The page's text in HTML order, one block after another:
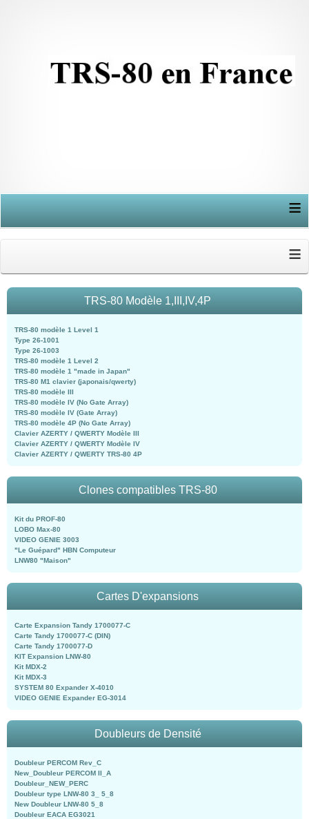
≡
≡
TRS-80 Modèle 1,III,IV,4P
TRS-80 modèle 1 Level 1
Type 26-1001
Type 26-1003
TRS-80 modèle 1 Level 2
TRS-80 modèle 1 "made in Japan"
TRS-80 M1 clavier (japonais/qwerty)
TRS-80 modèle III
TRS-80 modèle IV (No Gate Array)
TRS-80 modèle IV (Gate Array)
TRS-80 modèle 4P (No Gate Array)
Clavier AZERTY / QWERTY Modèle III
Clavier AZERTY / QWERTY Modèle IV
Clavier AZERTY / QWERTY TRS-80 4P
Clones compatibles TRS-80
Kit du PROF-80
LOBO Max-80
VIDEO GENIE 3003
"Le Guépard" HBN Computeur
LNW80 "Maison"
Cartes D'expansions
Carte Expansion Tandy 1700077-C
Carte Tandy 1700077-C (DIN)
Carte Tandy 1700077-D
KIT Expansion LNW-80
Kit MDX-2
Kit MDX-3
SYSTEM 80 Expander X-4010
VIDEO GENIE Expander EG-3014
Doubleurs de Densité
Doubleur PERCOM Rev_C
New_Doubleur PERCOM II_A
Doubleur_NEW_PERC
Doubleur type LNW-80 3_ 5_8
New Doubleur LNW-80 5_8
Doubleur EACA EG3021